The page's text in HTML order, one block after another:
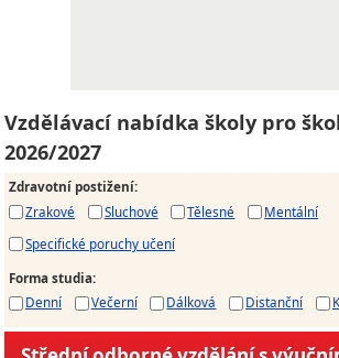
Vzdělávací nabídka školy pro
2026/2027
Zdravotní postižení:
Zrakové
Sluchové Tělesné
Mentální
Specifické poruchy učení
Forma studia:
Denní
Večerní Dálková Distanční